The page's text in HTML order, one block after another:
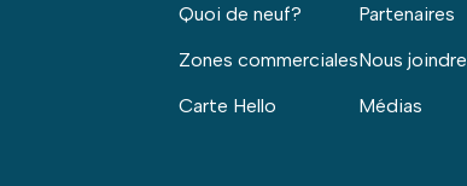
Quoi de neuf?
Zones commerciales
Carte Hello
Partenaires
Nous joindre
Médias